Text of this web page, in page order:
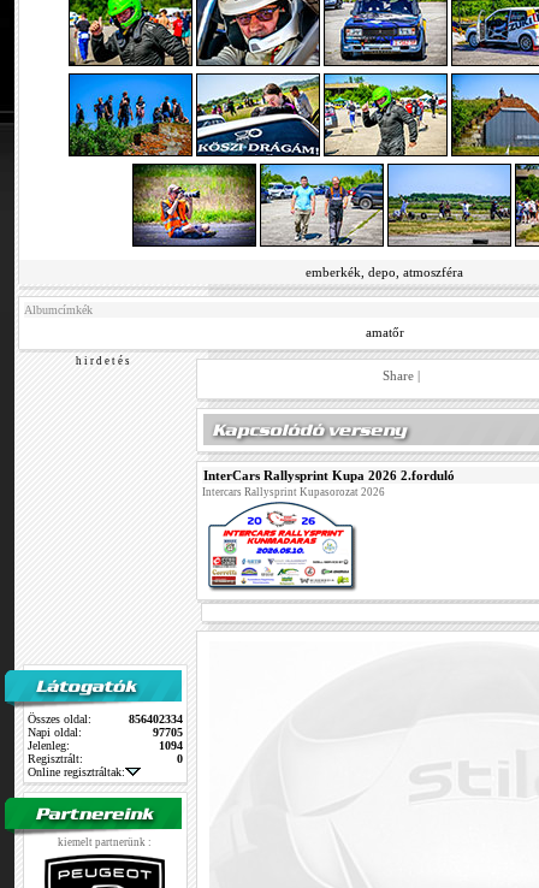
emberkék, depo, atmoszféra
Albumcímkék
amatőr
h i r d e t é s
Összes oldal:
856402334
Napi oldal:
97705
Jelenleg:
1094
Regisztrált:
0
Online regisztráltak:
kiemelt partnerünk :
Share |
InterCars Rallysprint Kupa 2026 2.forduló
Intercars Rallysprint Kupasorozat 2026